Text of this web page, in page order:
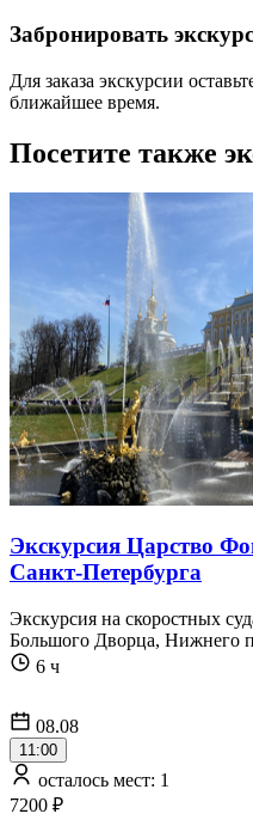
Забронировать
Для заказа экскурсии
ближайшее время.
Посетите также
Экскурсия Царство
Санкт-Петербурга
Экскурсия на скоростных
Большого Дворца, Нижнего
6 ч
08.08
11:00
осталось мест: 1
7200 ₽